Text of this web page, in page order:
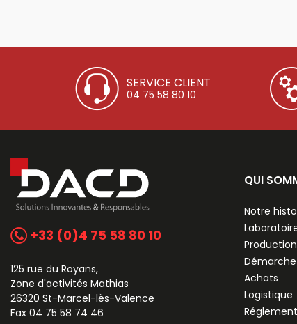
SERVICE CLIENT
04 75 58 80 10
+33 (0)4 75 58 80 10
125 rue du Royans,
Zone d'activités Mathias
26320 St-Marcel-lès-Valence
Fax 04 75 58 74 46
QUI
Notre
Production
Achats
Logistique